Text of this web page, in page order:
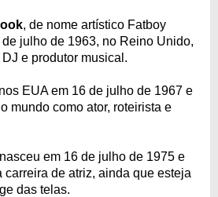
, de nome artístico Fatboy
julho de 1963, no Reino Unido,
e produtor musical.
EUA em 16 de julho de 1967 e
mundo como ator, roteirista e
em 16 de julho de 1975 e
carreira de atriz, ainda que esteja
das telas.